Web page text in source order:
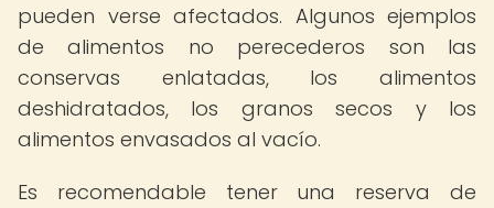
pueden verse afectados. Algunos ejemplos
de alimentos no perecederos son las
conservas enlatadas, los alimentos
deshidratados, los granos secos y los
alimentos envasados al vacío.
Es recomendable tener una reserva de